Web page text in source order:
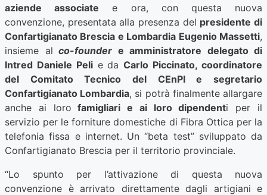
aziende associate e ora, con questa nuova
convenzione, presentata alla presenza del presidente di
Confartigianato Brescia e Lombardia Eugenio Massetti,
insieme al co-founder e amministratore delegato di
Intred Daniele Pelie daCarlo Piccinato, coordinatore
del Comitato Tecnico del CEnPI e segretario
Confartigianato Lombardia, si potrà finalmente allargare
anche ai loro famigliari e ai loro dipendenti per il
servizio per le forniture domestiche di Fibra Ottica per la
telefonia fissa e internet. Un “beta test” sviluppato da
Confartigianato Brescia per il territorio provinciale.
“Lo spunto per l’attivazione di questa nuova
convenzione è arrivato direttamente dagli artigiani e